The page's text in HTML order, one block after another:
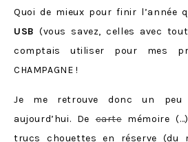
Quoi de mieux pour finir l’année
USB (vous savez, celles avec
comptais utiliser pour mes
CHAMPAGNE !
Je me retrouve donc un peu
aujourd’hui. Decartemémoire
trucs chouettes en réserve (du